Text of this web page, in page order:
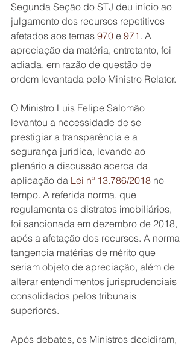
Segunda Seção do STJ deu início ao
julgamento dos recursos repetitivos
afetados aos temas 970 e 971 . A
apreciação da matéria, entretanto, foi
adiada, em razão de questão de
ordem levantada pelo Ministro Relator.
O Ministro Luis Felipe Salomão
levantou a necessidade de se
prestigiar a transparência e a
segurança jurídica, levando ao
plenário a discussão acerca da
aplicação da Lei nº 13.786/2018 no
tempo. A referida norma, que
regulamenta os distratos imobiliários,
foi sancionada em dezembro de 2018,
após a afetação dos recursos. A norma
tangencia matérias de mérito que
seriam objeto de apreciação, além de
alterar entendimentos jurisprudenciais
consolidados pelos tribunais
superiores.
Após debates, os Ministros decidiram,